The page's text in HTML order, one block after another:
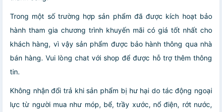
Trong một số trường hợp sản phẩm đã được kích hoạt bảo
hành tham gia chương trình khuyến mãi có giá tốt nhất cho
khách hàng, vì vậy sản phẩm được bảo hành thông qua nhà
bán hàng. Vui lòng chat với shop để được hỗ trợ thêm thông
tin.
Không nhận đổi trả khi sản phẩm bị hư hại do tác động ngoại
lực từ người mua như móp, bể, trầy xước, nổ điện, rớt nước,